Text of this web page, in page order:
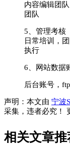
内容编辑团
团队
5、管理考核
日常培训，
执行
6、网站数据
后台账号，
声明：本文由 宁波
采集，违者必究！
相关文章推